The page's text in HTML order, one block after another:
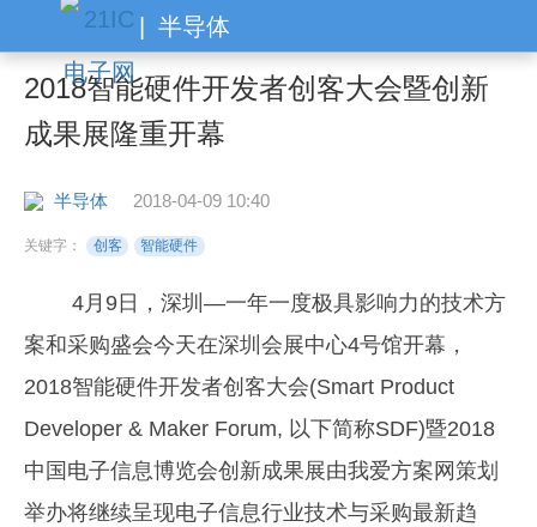
半导体
2018智能硬件开发者创客大会暨创新
成果展隆重开幕
半导体 2018-04-09 10:40
关键字： 创客 智能硬件
4月9日，深圳—一年一度极具影响力的技术方
案和采购盛会今天在深圳会展中心4号馆开幕，
2018智能硬件开发者创客大会(Smart Product
Developer & Maker Forum, 以下简称SDF)暨2018
中国电子信息博览会创新成果展由我爱方案网策划
举办将继续呈现电子信息行业技术与采购最新趋